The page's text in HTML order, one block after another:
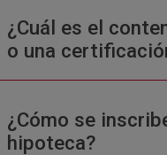
¿Cuál es el
o una
¿Cómo se
hipoteca?